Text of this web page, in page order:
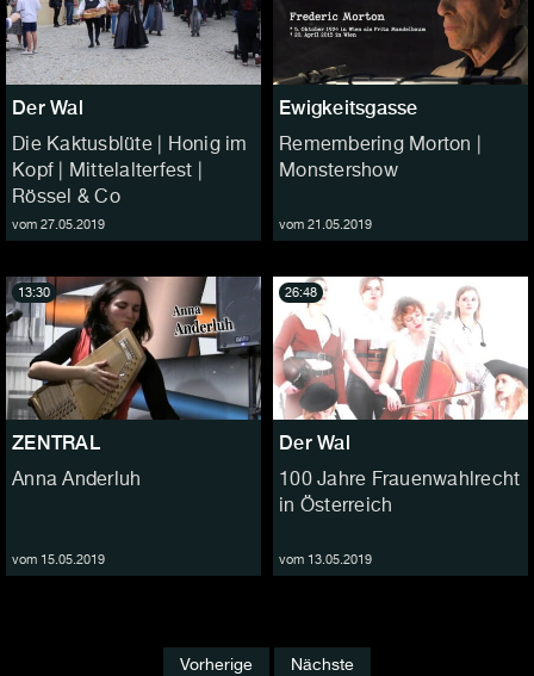
Der Wal
Die Kaktusblüte | Honig im
Kopf | Mittelalterfest |
Rössel & Co
vom 27.05.2019
Ewigkeitsgasse
Remembering Morton |
Monstershow
vom 21.05.2019
ZENTRAL
Anna Anderluh
vom 15.05.2019
13:30
Der Wal
100 Jahre Frauenwahlrecht
in Österreich
vom 13.05.2019
26:48
Vorherige Nächste